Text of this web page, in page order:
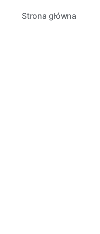
Strona główna